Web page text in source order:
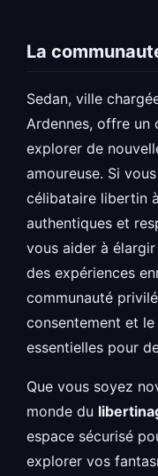
La
Sedan, ville
Ardennes, offre un
explorer de
amoureuse. Si
célibataire libertin
authentiques et
vous aider à
des expériences
communauté
consentement et
essentielles pour
Que vous soyez
monde du
espace sécurisé
explorer vos